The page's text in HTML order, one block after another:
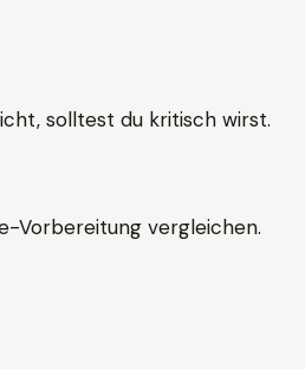
solltest du kritisch wirst.
Vorbereitung vergleichen.